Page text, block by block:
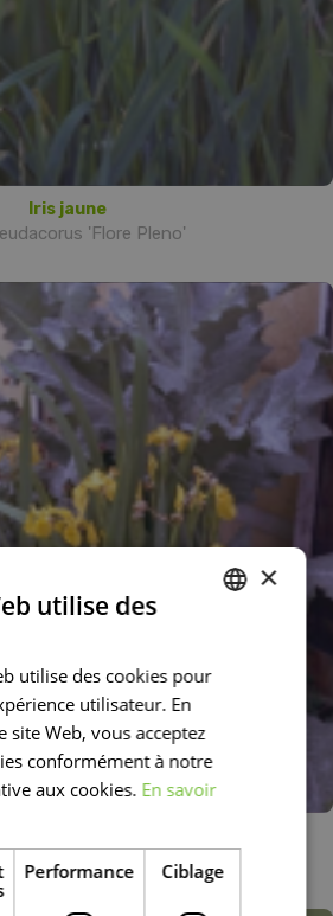
Iris jaune
'Flore Pleno'
Iris pseudacorus
FRENCH
×
utilise des
utilise des cookies pour
utilisateur. En
site Web, vous acceptez
conformément à notre
aux cookies. En savoir
Performance Ciblage